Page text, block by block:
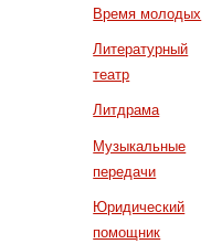
Время молодых
Литературный
театр
Литдрама
Музыкальные
передачи
Юридический
помощник